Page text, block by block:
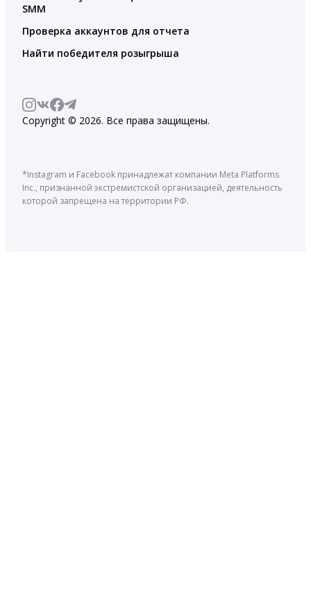
SMM
Проверка аккаунтов для отчета
Найти победителя розыгрыша
Copyright © 2026. Все права защищены.
*Instagram и Facebook принадлежат компании Meta Platforms
Inc., признанной экстремистской организацией, деятельность
которой запрещена на территории РФ.